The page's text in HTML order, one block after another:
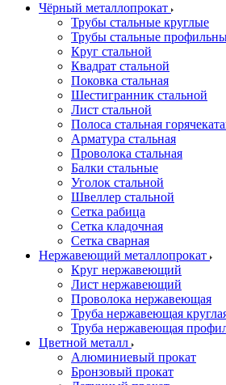
Чёрный металлопрокат
Трубы стальные круглые
Трубы стальные
Круг стальной
Квадрат стальной
Поковка стальная
Шестигранник стальной
Лист стальной
Полоса стальная
Арматура стальная
Проволока стальная
Балки стальные
Уголок стальной
Швеллер стальной
Сетка рабица
Сетка кладочная
Сетка сварная
Нержавеющий металлопрокат
Круг нержавеющий
Лист нержавеющий
Проволока нержавеющая
Труба нержавеющая
Труба нержавеющая
Цветной металл
Алюминиевый прокат
Бронзовый прокат